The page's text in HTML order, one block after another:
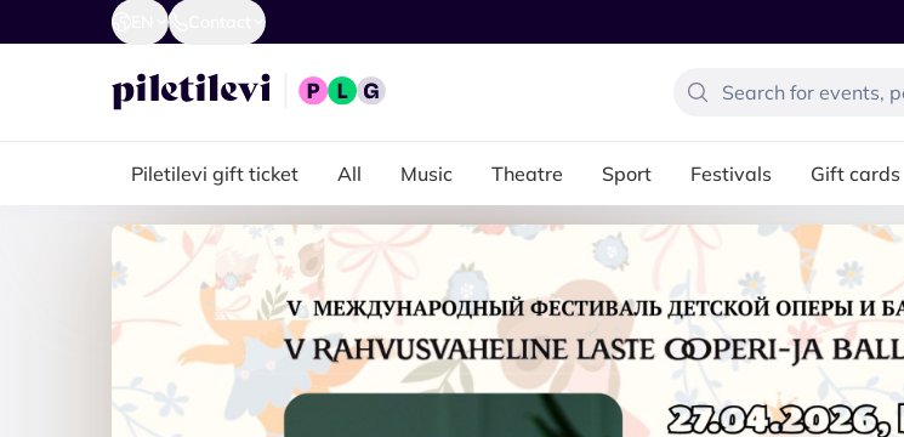
Piletilevi gift ticket All Music Theatre Sport Festivals Gift cards